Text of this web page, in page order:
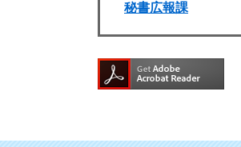
秘書広報課